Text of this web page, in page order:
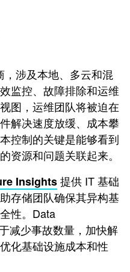
涉及本地、多云和混
监控、故障排除和运维
图，运维团队将被迫在
解决速度放缓、成本攀
控制的关键是能够看到
资源和问题关联起来。
Insights提供 IT 基础
存储团队确保其异构基
性。Data
减少事故数量，加快解
化基础设施成本和性